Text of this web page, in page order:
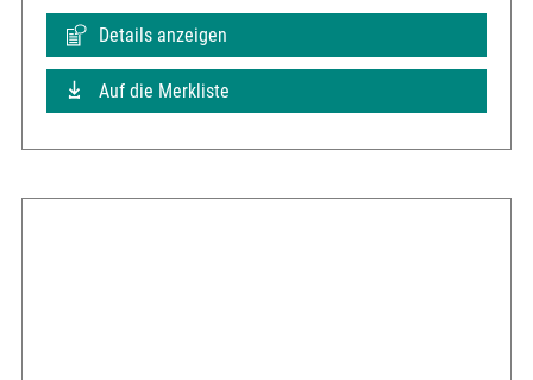
Details anzeigen
Auf die Merkliste